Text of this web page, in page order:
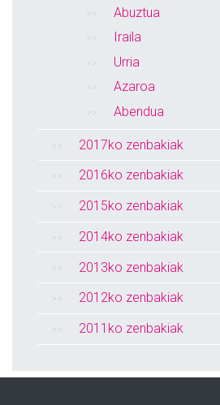
Abuztua
Iraila
Urria
Azaroa
Abendua
2017ko zenbakiak
2016ko zenbakiak
2015ko zenbakiak
2014ko zenbakiak
2013ko zenbakiak
2012ko zenbakiak
2011ko zenbakiak